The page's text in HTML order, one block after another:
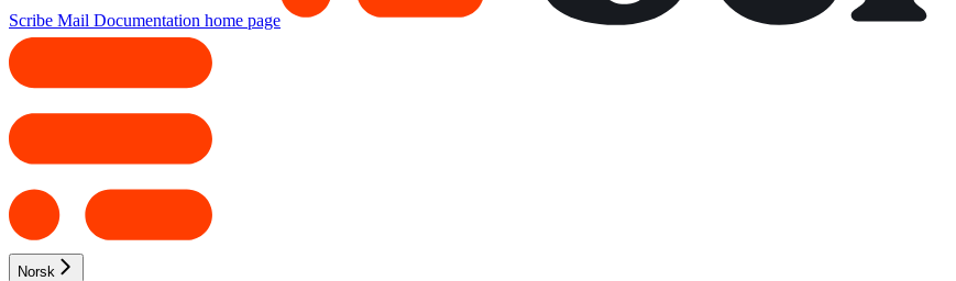
Scribe Mail Documentation home page
Norsk